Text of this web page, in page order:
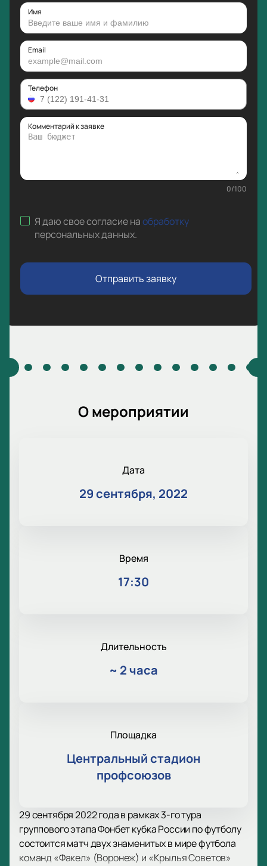
Имя
Email
Телефон
Комментарий к заявке
0/100
Я даю свое согласие наобработку
персональных данных.
Отправить заявку
О мероприятии
Дата
29 сентября, 2022
Время
17:30
Длительность
~ 2 часа
Площадка
Центральный стадион
профсоюзов
29 сентября 2022 года в рамках 3-го тура
группового этапа Фонбет кубка России по футболу
состоится матч двух знаменитых в мире футбола
команд «Факел» (Воронеж) и «Крылья Советов»